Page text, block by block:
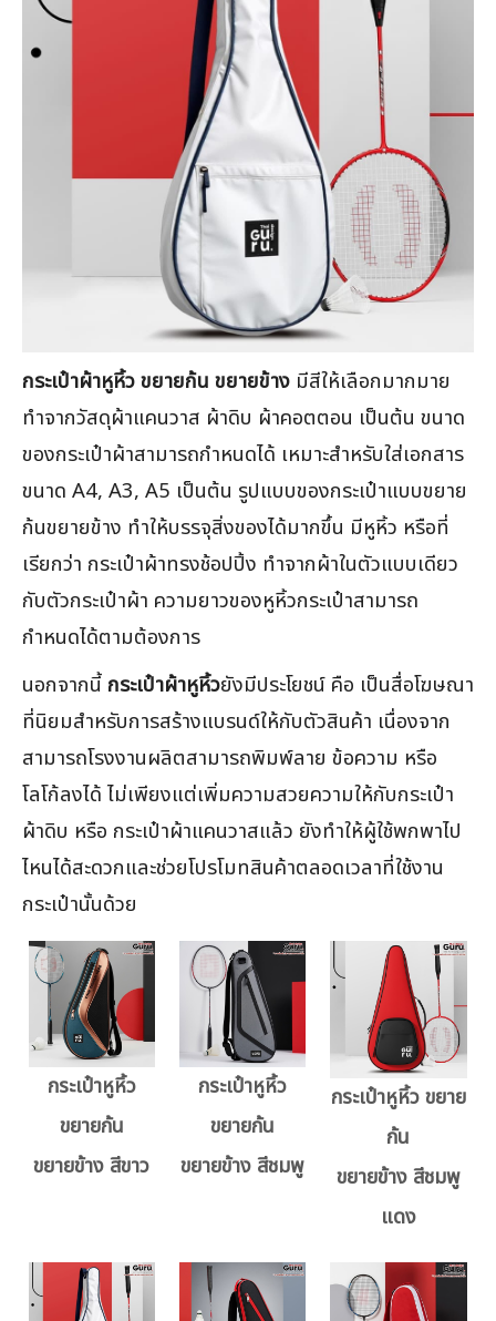
กระเป๋าผ้าหูหิ้ว ขยายก้น ขยายข้าง มีสีให้เลือกมากมาย
ทำจากวัสดุผ้าแคนวาส ผ้าดิบ ผ้าคอตตอน เป็นต้น ขนาด
ของกระเป๋าผ้าสามารถกำหนดได้ เหมาะสำหรับใส่เอกสาร
ขนาด A4, A3, A5 เป็นต้น รูปแบบของกระเป๋าแบบขยาย
ก้นขยายข้าง ทำให้บรรจุสิ่งของได้มากขึ้น มีหูหิ้ว หรือที่
เรียกว่า กระเป๋าผ้าทรงช้อปปิ้ง ทำจากผ้าในตัวแบบเดียว
กับตัวกระเป๋าผ้า ความยาวของหูหิ้วกระเป๋าสามารถ
กำหนดได้ตามต้องการ
นอกจากนี้ กระเป๋าผ้าหูหิ้วยังมีประโยชน์ คือ เป็นสื่อโฆษณา
ที่นิยมสำหรับการสร้างแบรนด์ให้กับตัวสินค้า เนื่องจาก
สามารถโรงงานผลิตสามารถพิมพ์ลาย ข้อความ หรือ
โลโก้ลงได้ ไม่เพียงแต่เพิ่มความสวยความให้กับกระเป๋า
ผ้าดิบ หรือ กระเป๋าผ้าแคนวาสแล้ว ยังทำให้ผู้ใช้พกพาไป
ไหนได้สะดวกและช่วยโปรโมทสินค้าตลอดเวลาที่ใช้งาน
กระเป๋านั้นด้วย
กระเป๋าหูหิ้ว
ขยายก้น
ขยายข้าง สีขาว
กระเป๋าหูหิ้ว
ขยายก้น
ขยายข้าง สีชมพู
กระเป๋าหูหิ้ว ขยาย
ก้น
ขยายข้าง สีชมพู
แดง